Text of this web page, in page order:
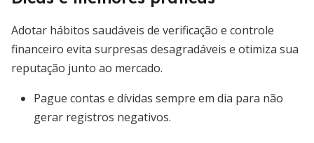
Adotar hábitos saudáveis de verificação e controle
financeiro evita surpresas desagradáveis e otimiza sua
reputação junto ao mercado.
Pague contas e dívidas sempre em dia para não
gerar registros negativos.